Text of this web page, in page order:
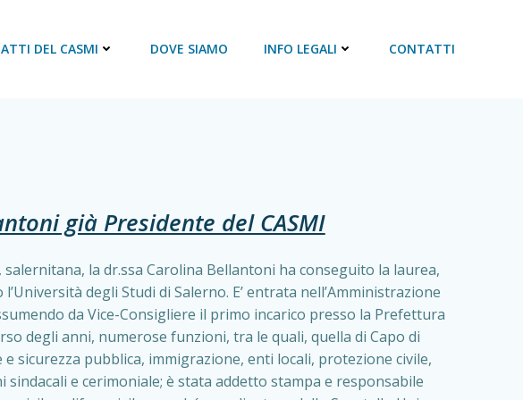
ATTI DEL CASMI DOVE SIAMO INFO LEGALI CONTATTI
già Presidente del CASMI
la dr.ssa Carolina Bellantoni ha conseguito la laurea,
degli Studi di Salerno. E’ entrata nell’Amministrazione
da Vice-Consigliere il primo incarico presso la Prefettura
degli anni, numerose funzioni, tra le quali, quella di Capo di
sicurezza pubblica, immigrazione, enti locali, protezione civile,
e cerimoniale; è stata addetto stampa e responsabile